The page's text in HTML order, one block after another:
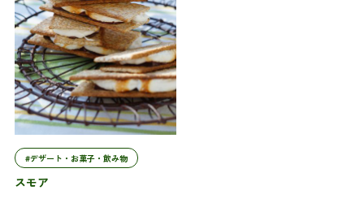
#デザート・お菓子・飲み物
スモア